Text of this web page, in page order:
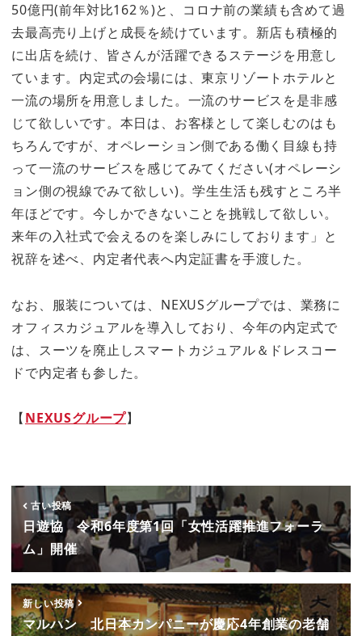
50億円(前年対比162％)と、コロナ前の業績も含めて過
去最高売り上げと成長を続けています。新店も積極的
に出店を続け、皆さんが活躍できるステージを用意し
ています。内定式の会場には、東京リゾートホテルと
一流の場所を用意しました。一流のサービスを是非感
じて欲しいです。本日は、お客様として楽しむのはも
ちろんですが、オペレーション側である働く目線も持
って一流のサービスを感じてみてください(オペレーシ
ョン側の視線でみて欲しい)。学生生活も残すところ半
年ほどです。今しかできないことを挑戦して欲しい。
来年の入社式で会えるのを楽しみにしております」と
祝辞を述べ、内定者代表へ内定証書を手渡した。
なお、服装については、NEXUSグループでは、業務に
オフィスカジュアルを導入しており、今年の内定式で
は、スーツを廃止しスマートカジュアル＆ドレスコー
ドで内定者も参した。
【NEXUSグループ】
古い投稿
日遊協 令和6年度第1回「女性活躍推進フォーラ
ム」開催
新しい投稿
マルハン 北日本カンパニーが慶応4年創業の老舗